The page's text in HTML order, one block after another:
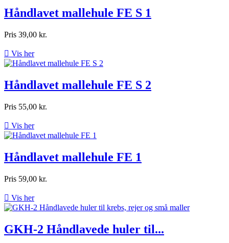
Håndlavet mallehule FE S 1
Pris 39,00 kr.
 Vis her
Håndlavet mallehule FE S 2
Pris 55,00 kr.
 Vis her
Håndlavet mallehule FE 1
Pris 59,00 kr.
 Vis her
GKH-2 Håndlavede huler til...